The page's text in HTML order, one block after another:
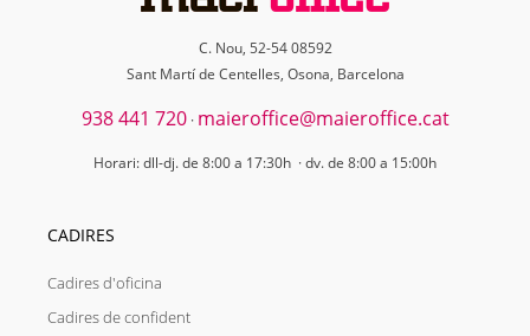
C. Nou, 52-54 08592
Sant Martí de Centelles, Osona, Barcelona
938 441 720· maieroffice@maieroffice.cat
Horari: dll-dj. de 8:00 a 17:30h · dv. de 8:00 a 15:00h
CADIRES
Cadires d'oficina
Cadires de confident